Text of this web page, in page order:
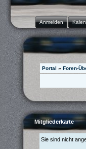
Anmelden
Portal » Foren-
Mitgliederkarte
Sie sind nicht